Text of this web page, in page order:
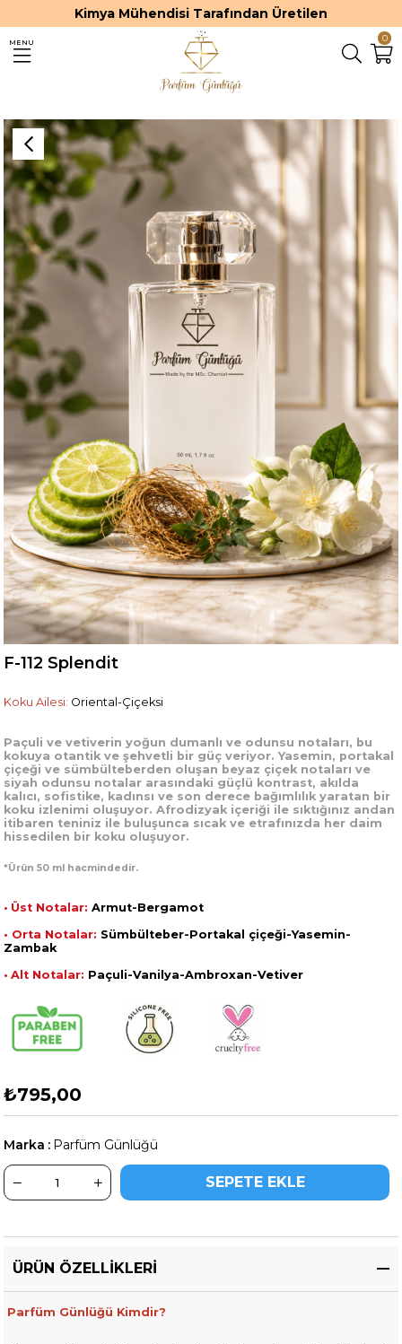
Kimya Mühendisi Tarafından Üretilen
0
MENU
F-112 Splendit
Koku Ailesi: Oriental-Çiçeksi
Paçuli ve vetiverin yoğun dumanlı ve odunsu notaları, bu
kokuya otantik ve şehvetli bir güç veriyor. Yasemin, portakal
çiçeği ve sümbülteberden oluşan beyaz çiçek notaları ve
siyah odunsu notalar arasındaki güçlü kontrast, akılda
kalıcı, sofistike, kadınsı ve son derece bağımlılık yaratan bir
koku izlenimi oluşuyor. Afrodizyak içeriği ile sıktığınız andan
itibaren teniniz ile buluşunca sıcak ve etrafınızda her daim
hissedilen bir koku oluşuyor.
*Ürün 50 ml hacmindedir.
• Üst Notalar: Armut-Bergamot
• Orta Notalar: Sümbülteber-Portakal çiçeği-Yasemin-
Zambak
• Alt Notalar: Paçuli-Vanilya-Ambroxan-Vetiver
₺795,00
Marka : Parfüm Günlüğü
ÜRÜN ÖZELLIKLERI
Parfüm Günlüğü Kimdir?